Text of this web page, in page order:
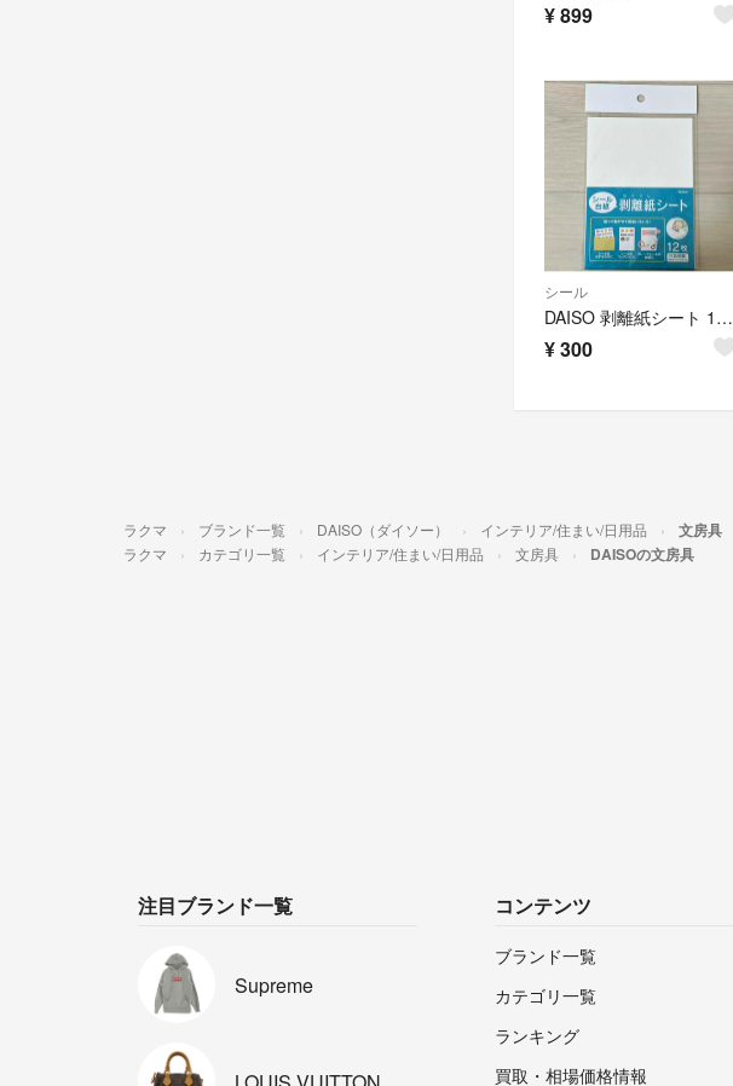
¥899
シール
DAISO 剥離紙シート 11枚
¥300
ラクマ ブランド一覧 DAISO（ダイソー） インテリア/住まい/日用品 文房具
ラクマ カテゴリ一覧 インテリア/住まい/日用品 文房具 DAISOの文房具
注目ブランド一覧
Supreme
コンテンツ
ブランド一覧
カテゴリ一覧
ランキング
買取・相場価格情報